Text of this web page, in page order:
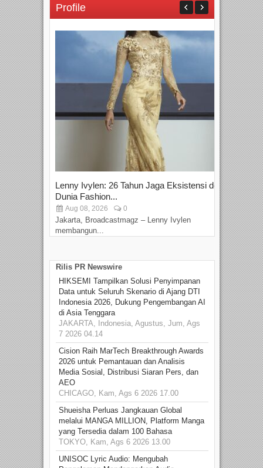
Profile
Lenny Ivylen: 26 Tahun Jaga Eksistensi do
Dunia Fashion...
Aug 08, 2026 0
Jakarta, Broadcastmagz – Lenny Ivylen
membangun...
Rilis PR Newswire
HIKSEMI Tampilkan Solusi Penyimpanan
Data untuk Seluruh Skenario di Ajang DTI
Indonesia 2026, Dukung Pengembangan AI
di Asia Tenggara
JAKARTA, Indonesia, Agustus, Jum, Ags
7 2026 04.14
Cision Raih MarTech Breakthrough Awards
2026 untuk Pemantauan dan Analisis
Media Sosial, Distribusi Siaran Pers, dan
AEO
CHICAGO, Kam, Ags 6 2026 17.00
Shueisha Perluas Jangkauan Global
melalui MANGA MILLION, Platform Manga
yang Tersedia dalam 100 Bahasa
TOKYO, Kam, Ags 6 2026 13.00
UNISOC Lyric Audio: Mengubah